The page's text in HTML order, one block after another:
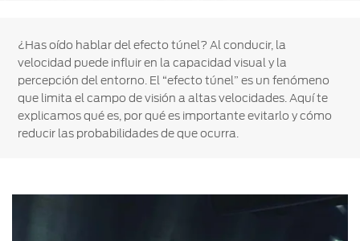
Custom
Garage
Catálogos
Kits de
Ford
D-
Tect
Colisión y
Partes
Servicio
Promociones
de Servicio
Llamado
Seguridad
Trabajo
Contraseña
¿Has oído hablar del efecto túnel? Al conducir, la
velocidad puede influir en la capacidad visual y la
percepción del entorno. El “efecto túnel” es un fenómeno
que limita el campo de visión a altas velocidades. Aquí te
explicamos qué es, por qué es importante evitarlo y cómo
reducir las probabilidades de que ocurra.